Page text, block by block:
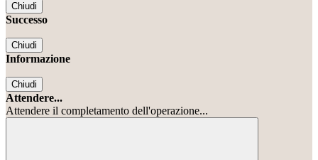
Chiudi
Successo
Chiudi
Informazione
Chiudi
Attendere...
Attendere il completamento dell'operazione...